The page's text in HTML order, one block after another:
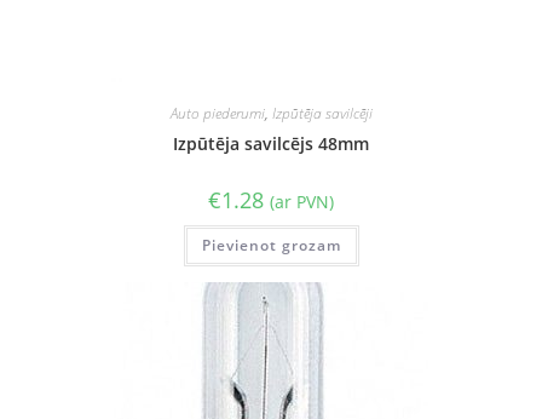
Auto piederumi, Izpūtēja savilcēji
Izpūtēja savilcējs 48mm
€1.28 (ar PVN)
Pievienot grozam